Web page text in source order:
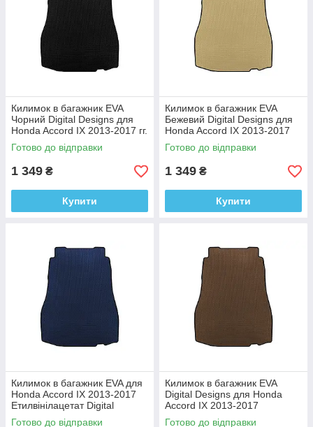
Килимок в багажник EVA
Чорний Digital Designs для
Honda Accord IX 2013-2017 гг.
Этилвинилацетат
Готово до відправки
1 349 ₴
Купити
Килимок в багажник EVA
Бежевий Digital Designs для
Honda Accord IX 2013-2017
Этилвинилацетат
Готово до відправки
1 349 ₴
Купити
Килимок в багажник EVA для
Honda Accord IX 2013-2017
Етилвінілацетат Digital
Designs
Готово до відправки
Килимок в багажник EVA
Digital Designs для Honda
Accord IX 2013-2017
Этилвинилацетат
Готово до відправки